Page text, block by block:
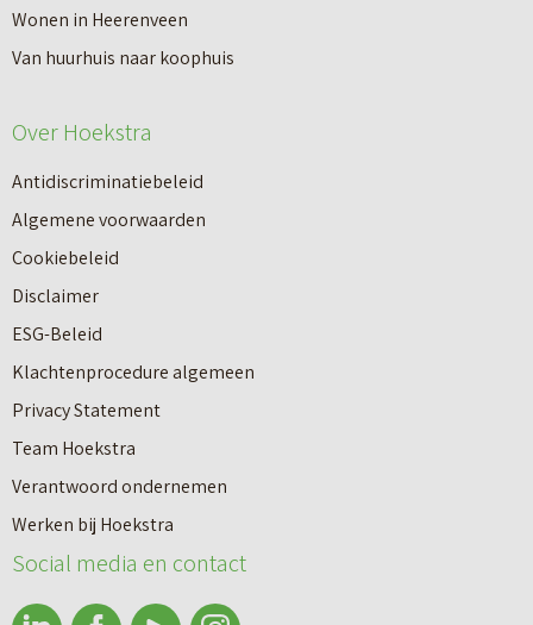
Nieuwbouw
p
p
n
n
a
a
r
e
e
n
n
i
e
u
n
n
e
Wonen in Heerenveen
Van huurhuis naar koophuis
Over Hoekstra
Antidiscriminatiebeleid
Algemene voorwaarden
Cookiebeleid
Disclaimer
ESG-Beleid
Klachtenprocedure algemeen
Privacy Statement
Team Hoekstra
Verantwoord ondernemen
Werken bij Hoekstra
Social media en contact